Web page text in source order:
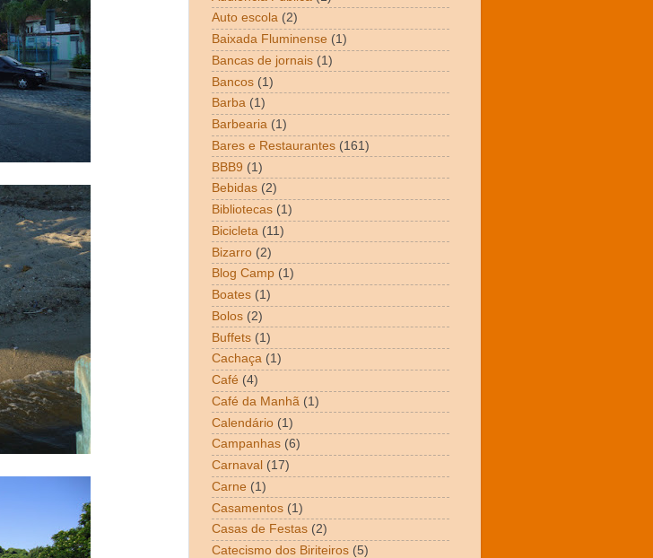
Auto escola (2)
Baixada Fluminense (1)
Bancas de jornais (1)
Bancos (1)
Barba (1)
Barbearia (1)
Bares e Restaurantes (161)
BBB9 (1)
Bebidas (2)
Bibliotecas (1)
Bicicleta (11)
Bizarro (2)
Blog Camp (1)
Boates (1)
Bolos (2)
Buffets (1)
Cachaça (1)
Café (4)
Café da Manhã (1)
Calendário (1)
Campanhas (6)
Carnaval (17)
Carne (1)
Casamentos (1)
Casas de Festas (2)
Catecismo dos Biriteiros (5)